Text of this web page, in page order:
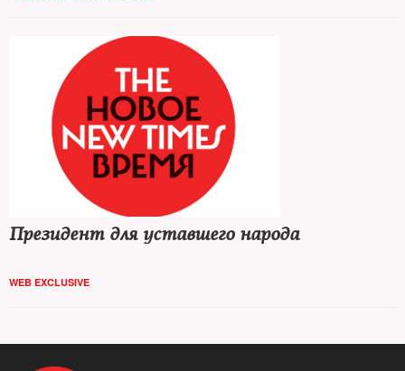
Президент для уставшего народа
WEB EXCLUSIVE